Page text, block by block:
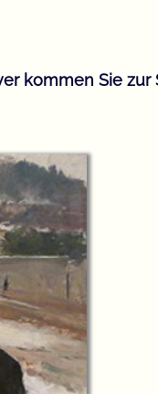
kommen Sie zur